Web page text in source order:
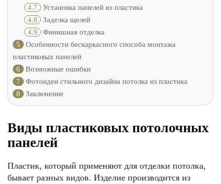
4.7 Установка панелей из пластика
4.8 Заделка щелей
4.9 Финишная отделка
5
Особенности бескаркасного способа монтажа
пластиковых панелей
6
Возможные ошибки
7
Фотоидеи стильного дизайна потолка из пластика
8
Заключение
Виды пластиковых потолочных
панелей
Пластик, который применяют для отделки потолка,
бывает разных видов. Изделие производится из